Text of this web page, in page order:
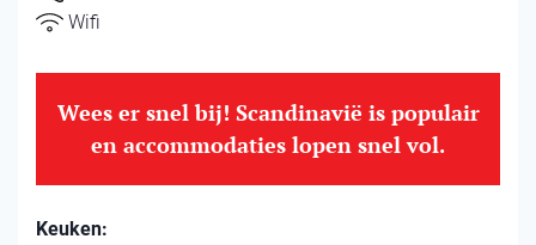
Wifi
Wees er snel bij! Scandinavië is populair
en accommodaties lopen snel vol.
Keuken: